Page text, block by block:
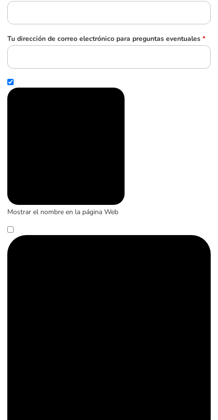
Tu dirección de correo electrónico para preguntas eventuales *
Mostrar el nombre en la página Web